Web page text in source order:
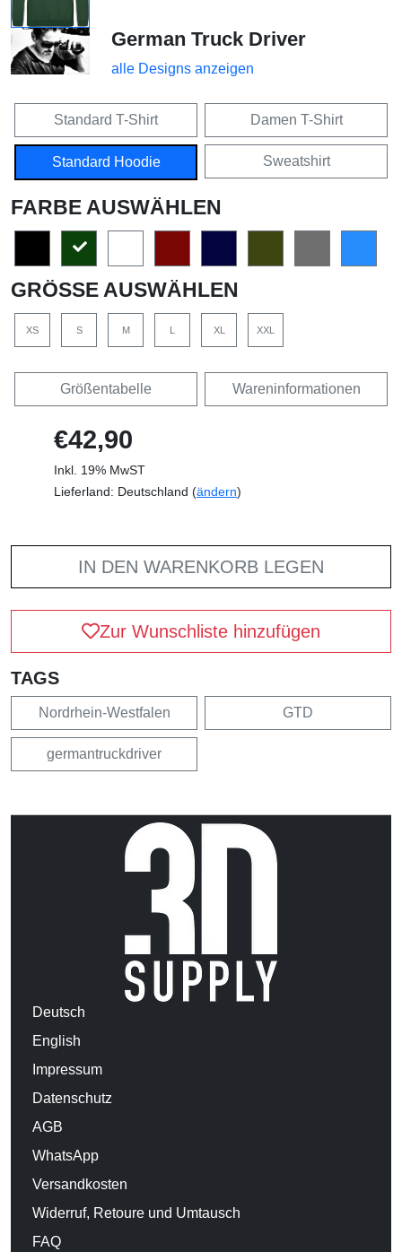
German Truck Driver
alle Designs anzeigen
Standard T-Shirt Damen T-Shirt
Standard Hoodie Sweatshirt
FARBE AUSWÄHLEN
GRÖSSE AUSWÄHLEN
XS S M L XL XXL
Größentabelle Wareninformationen
€42,90
Inkl. 19% MwST
Lieferland: Deutschland (ändern)
IN DEN WARENKORB LEGEN
Zur Wunschliste hinzufügen
TAGS
Nordrhein-Westfalen GTD
germantruckdriver
Deutsch
English
Impressum
Datenschutz
AGB
WhatsApp
Versandkosten
Widerruf, Retoure und Umtausch
FAQ